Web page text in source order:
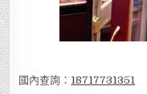
國內查詢： 18717731351